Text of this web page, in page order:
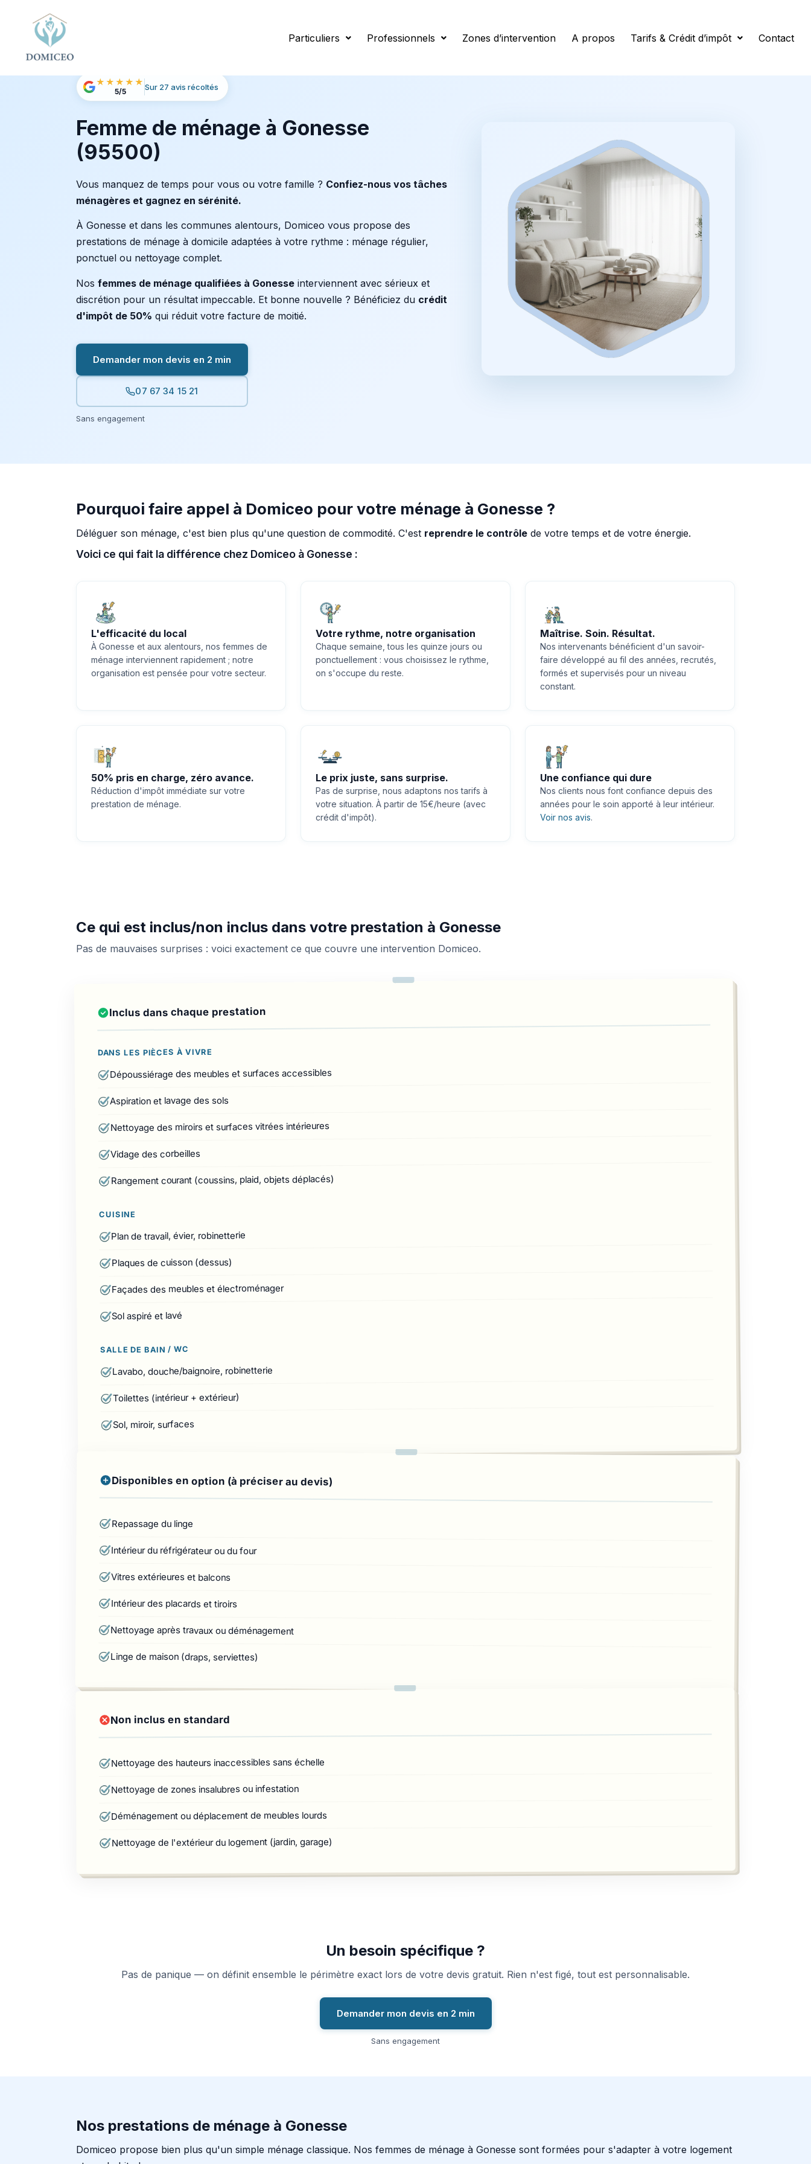
Particuliers Professionnels Zones d’intervention A propos Tarifs & Crédit d’impôt Contact
★★★★★
5/5 Sur 27 avis récoltés
Femme de ménage à Gonesse
(95500)
Vous manquez de temps pour vous ou votre famille ? Confiez-nous vos tâches
ménagères et gagnez en sérénité.
À Gonesse et dans les communes alentours, Domiceo vous propose des
prestations de ménage à domicile adaptées à votre rythme : ménage régulier,
ponctuel ou nettoyage complet.
Nos femmes de ménage qualifiées à Gonesse interviennent avec sérieux et
discrétion pour un résultat impeccable. Et bonne nouvelle ? Bénéficiez du crédit
d'impôt de 50% qui réduit votre facture de moitié.
Demander mon devis en 2 min
07 67 34 15 21
Sans engagement
Pourquoi faire appel à Domiceo pour votre ménage à Gonesse ?
Déléguer son ménage, c'est bien plus qu'une question de commodité. C'est reprendre le contrôle de votre temps et de votre énergie.
Voici ce qui fait la différence chez Domiceo à Gonesse :
L'efficacité du local
À Gonesse et aux alentours, nos femmes de
ménage interviennent rapidement ; notre
organisation est pensée pour votre secteur.
Votre rythme, notre organisation
Chaque semaine, tous les quinze jours ou
ponctuellement : vous choisissez le rythme,
on s'occupe du reste.
Maîtrise. Soin. Résultat.
Nos intervenants bénéficient d'un savoir-
faire développé au fil des années, recrutés,
formés et supervisés pour un niveau
constant.
50% pris en charge, zéro avance.
Réduction d'impôt immédiate sur votre
prestation de ménage.
Le prix juste, sans surprise.
Pas de surprise, nous adaptons nos tarifs à
votre situation. À partir de 15€/heure (avec
crédit d'impôt).
Une confiance qui dure
Nos clients nous font confiance depuis des
années pour le soin apporté à leur intérieur.
Voir nos avis.
Ce qui est inclus/non inclus dans votre prestation à Gonesse
Pas de mauvaises surprises : voici exactement ce que couvre une intervention Domiceo.
Inclus dans chaque prestation
DANS LES PIÈCES À VIVRE
Dépoussiérage des meubles et surfaces accessibles
Aspiration et lavage des sols
Nettoyage des miroirs et surfaces vitrées intérieures
Vidage des corbeilles
Rangement courant (coussins, plaid, objets déplacés)
CUISINE
Plan de travail, évier, robinetterie
Plaques de cuisson (dessus)
Façades des meubles et électroménager
Sol aspiré et lavé
SALLE DE BAIN / WC
Lavabo, douche/baignoire, robinetterie
Toilettes (intérieur + extérieur)
Sol, miroir, surfaces
Disponibles en option (à préciser au devis)
Repassage du linge
Intérieur du réfrigérateur ou du four
Vitres extérieures et balcons
Intérieur des placards et tiroirs
Nettoyage après travaux ou déménagement
Linge de maison (draps, serviettes)
Non inclus en standard
Nettoyage des hauteurs inaccessibles sans échelle
Nettoyage de zones insalubres ou infestation
Déménagement ou déplacement de meubles lourds
Nettoyage de l'extérieur du logement (jardin, garage)
Un besoin spécifique ?
Pas de panique — on définit ensemble le périmètre exact lors de votre devis gratuit. Rien n'est figé, tout est personnalisable.
Demander mon devis en 2 min
Sans engagement
Nos prestations de ménage à Gonesse
Domiceo propose bien plus qu'un simple ménage classique. Nos femmes de ménage à Gonesse sont formées pour s'adapter à votre logement